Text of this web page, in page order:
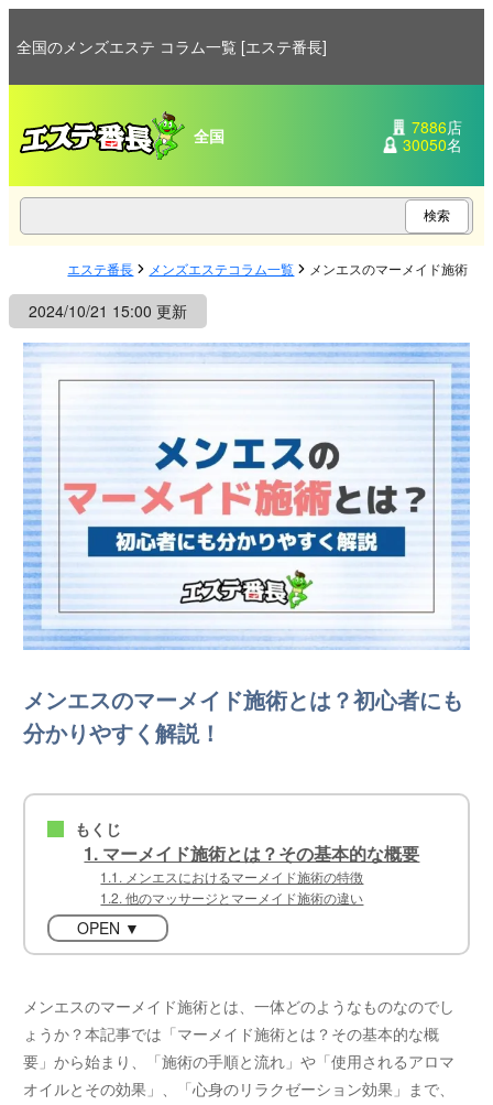
全国のメンズエステ コラム一覧 [エステ番長]
全国 7886店
30050名
エステ番長 メンズエステコラム一覧 メンエスのマーメイド施術と
2024/10/21 15:00 更新
メンエスのマーメイド施術とは？初心者にも
分かりやすく解説！
■ もくじ
1. マーメイド施術とは？その基本的な概要
1.1. メンエスにおけるマーメイド施術の特徴
1.2. 他のマッサージとマーメイド施術の違い
OPEN ▼
メンエスのマーメイド施術とは、一体どのようなものなのでし
ょうか？本記事では「マーメイド施術とは？その基本的な概
要」から始まり、「施術の手順と流れ」や「使用されるアロマ
オイルとその効果」、「心身のリラクゼーション効果」まで、